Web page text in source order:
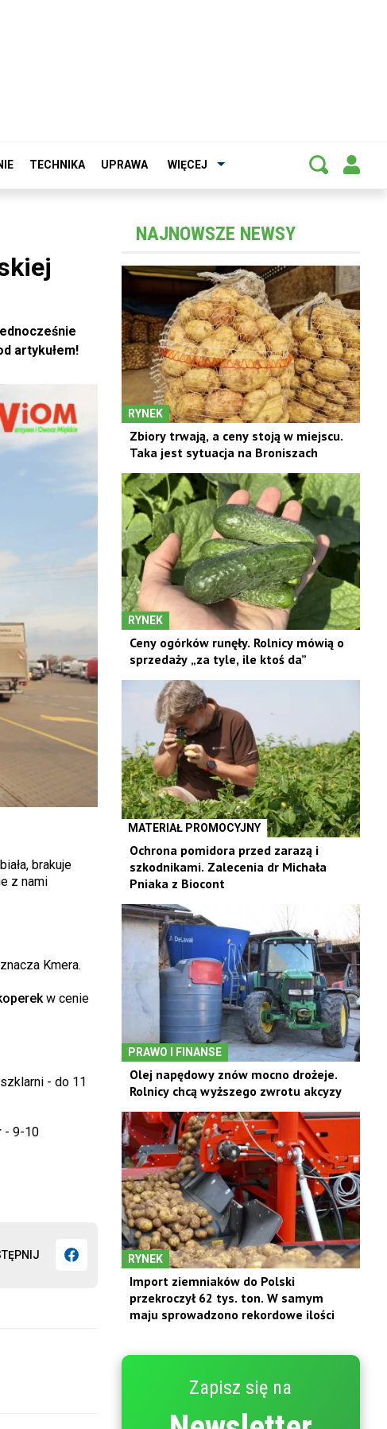
TECHNIKA UPRAWA WIĘCEJ
artykułem!
brakuje
z nami
Kmera.
w cenie
- do 11
- 9-10
NAJNOWSZE NEWSY
RYNEK
Zbiory trwają, a ceny stoją w miejscu.
Taka jest sytuacja na Broniszach
RYNEK
Ceny ogórków runęły. Rolnicy mówią o
sprzedaży „za tyle, ile ktoś da”
MATERIAŁ PROMOCYJNY
Ochrona pomidora przed zarazą i
szkodnikami. Zalecenia dr Michała
Pniaka z Biocont
PRAWO I FINANSE
Olej napędowy znów mocno drożeje.
Rolnicy chcą wyższego zwrotu akcyzy
RYNEK
Import ziemniaków do Polski
przekroczył 62 tys. ton. W samym
maju sprowadzono rekordowe ilości
Zapisz się na